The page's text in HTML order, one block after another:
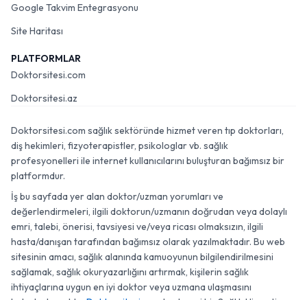
Google Takvim Entegrasyonu
Site Haritası
PLATFORMLAR
Doktorsitesi.com
Doktorsitesi.az
Doktorsitesi.com sağlık sektöründe hizmet veren tıp doktorları,
diş hekimleri, fizyoterapistler, psikologlar vb. sağlık
profesyonelleri ile internet kullanıcılarını buluşturan bağımsız bir
platformdur.
İş bu sayfada yer alan doktor/uzman yorumları ve
değerlendirmeleri, ilgili doktorun/uzmanın doğrudan veya dolaylı
emri, talebi, önerisi, tavsiyesi ve/veya ricası olmaksızın, ilgili
hasta/danışan tarafından bağımsız olarak yazılmaktadır. Bu web
sitesinin amacı, sağlık alanında kamuoyunun bilgilendirilmesini
sağlamak, sağlık okuryazarlığını artırmak, kişilerin sağlık
ihtiyaçlarına uygun en iyi doktor veya uzmana ulaşmasını